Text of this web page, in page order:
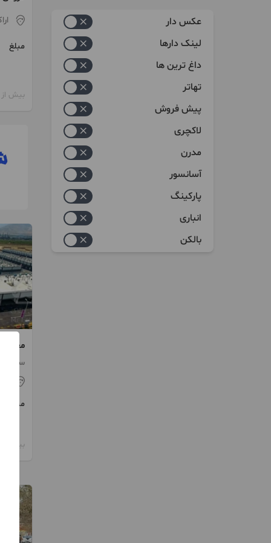
عکس دار
لینک دارها
داغ ترین ها
تهاتر
پیش فروش
لاکچری
مدرن
آسانسور
پارکینگ
انباری
بالکن
مبلغ
بیش از 12 ماه پیش
خودرو
ساخت 1402
مبلغ
بیش از 12 ماه پیش